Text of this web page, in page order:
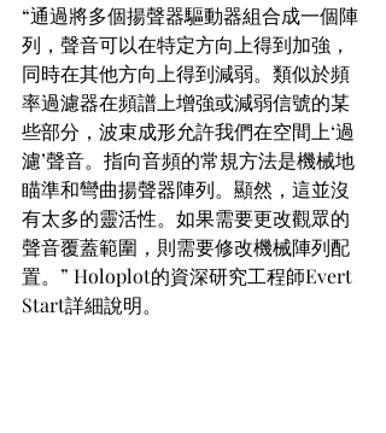
“通過將多個揚聲器驅動器組合成一個陣
列，聲音可以在特定方向上得到加強，
同時在其他方向上得到減弱。類似於頻
率過濾器在頻譜上增強或減弱信號的某
些部分，波束成形允許我們在空間上‘過
濾’聲音。指向音頻的常規方法是機械地
瞄準和彎曲揚聲器陣列。顯然，這並沒
有太多的靈活性。如果需要更改觀眾的
聲音覆蓋範圍，則需要修改機械陣列配
置。” Holoplot的資深研究工程師Evert
Start詳細說明。